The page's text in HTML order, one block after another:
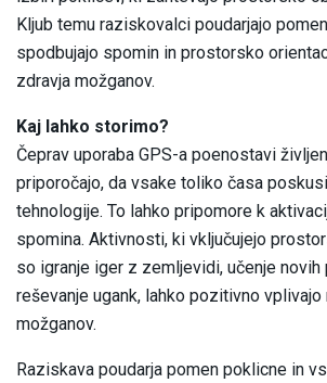
Kljub temu raziskovalci poudarjajo
spodbujajo spomin in prostorsko
zdravja možganov.
Kaj lahko storimo?
Čeprav uporaba GPS-a poenostavi
priporočajo, da vsake toliko časa
tehnologije. To lahko pripomore k
spomina. Aktivnosti, ki vključujejo
so igranje iger z zemljevidi, učenje
reševanje ugank, lahko pozitivno vplivajo
možganov.
Raziskava poudarja pomen poklicne in